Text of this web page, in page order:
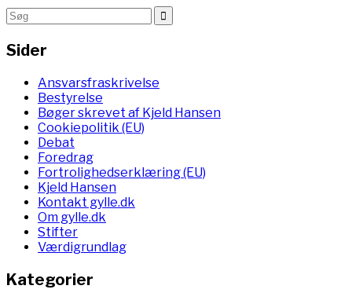
Sider
Ansvarsfraskrivelse
Bestyrelse
Bøger skrevet af Kjeld Hansen
Cookiepolitik (EU)
Debat
Foredrag
Fortrolighedserklæring (EU)
Kjeld Hansen
Kontakt gylle.dk
Om gylle.dk
Stifter
Værdigrundlag
Kategorier